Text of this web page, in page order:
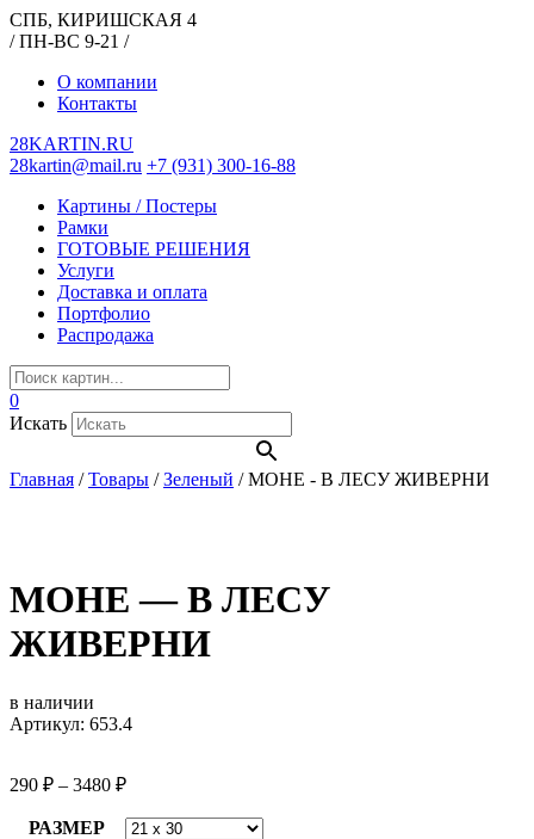
СПБ, КИРИШСКАЯ 4
/ ПН-ВС 9-21 /
О компании
Контакты
28KARTIN.RU
28kartin@mail.ru +7 (931) 300-16-88
Картины / Постеры
Рамки
ГОТОВЫЕ РЕШЕНИЯ
Услуги
Доставка и оплата
Портфолио
Распродажа
0
Искать
Главная /Товары /Зеленый /МОНЕ - В ЛЕСУ ЖИВЕРНИ
МОНЕ — В ЛЕСУ
ЖИВЕРНИ
в наличии
Артикул: 653.4
290 ₽ – 3480 ₽
РАЗМЕР